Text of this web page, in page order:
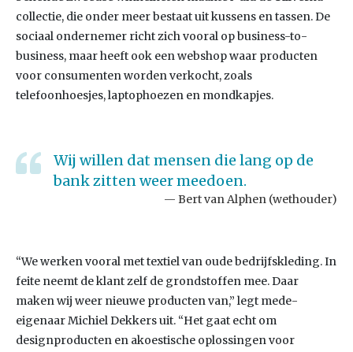
collectie, die onder meer bestaat uit kussens en tassen. De
sociaal ondernemer richt zich vooral op business-to-
business, maar heeft ook een webshop waar producten
voor consumenten worden verkocht, zoals
telefoonhoesjes, laptophoezen en mondkapjes.
Wij willen dat mensen die lang op de
bank zitten weer meedoen.
Bert van Alphen (wethouder)
“We werken vooral met textiel van oude bedrijfskleding. In
feite neemt de klant zelf de grondstoffen mee. Daar
maken wij weer nieuwe producten van,” legt mede-
eigenaar Michiel Dekkers uit. “Het gaat echt om
designproducten en akoestische oplossingen voor